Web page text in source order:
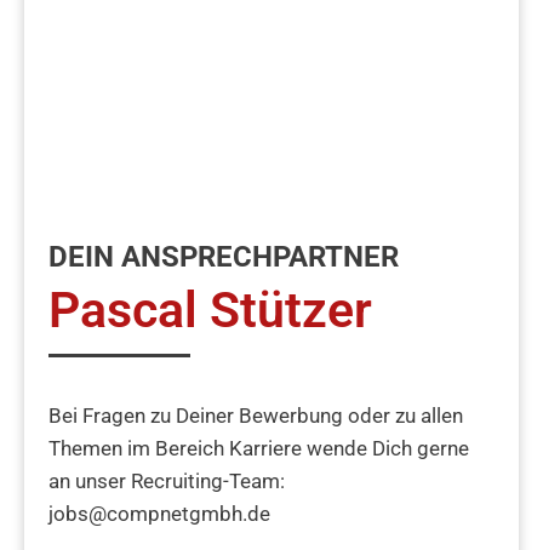
DEIN ANSPRECHPARTNER
Pascal Stützer
Bei Fragen zu Deiner Bewerbung oder zu allen
Themen im Bereich Karriere wende Dich gerne
an unser Recruiting-Team:
jobs@compnetgmbh.de